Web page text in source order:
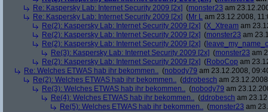
Re: Kaspersky Lab: Internet Security 2009 [2x] (monster23 am
Re: Kaspersky Lab: Internet Security 2009 [2x] (Mr L am 23.12.2008,
Re(2): Kaspersky Lab: Internet Security 2009 [2x] (X_Xtream am
Re(2): Kaspersky Lab: Internet Security 2009 [2x] (monster23 am
Re(2): Kaspersky Lab: Internet Security 2009 [2x] (
Re(3): Kaspersky Lab: Internet Security 2009 [2x] (monster23 am
Re(2): Kaspersky Lab: Internet Security 2009 [2x] (RoboCop am
Re: Welches ETWAS hab ihr bekommen.. (nobody79 am 23.12.2008,
Re(2): Welches ETWAS hab ihr bekommen.. (ddrobesch am
Re(3): Welches ETWAS hab ihr bekommen.. (nobody79 am
Re(4): Welches ETWAS hab ihr bekommen.. (ddrobesch am
Re(5): Welches ETWAS hab ihr bekommen.. (monster23 am